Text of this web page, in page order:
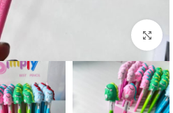
بزرگنمایی تصویر